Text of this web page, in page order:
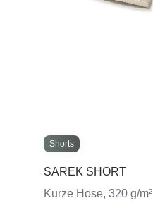
Shorts
SAREK SHORT
Kurze Hose, 320 g/m²